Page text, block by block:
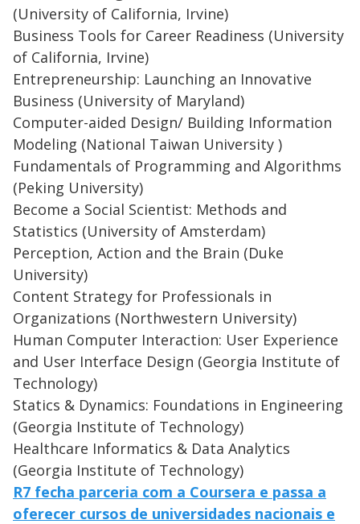
(University of California, Irvine)
Business Tools for Career Readiness (University
of California, Irvine)
Entrepreneurship: Launching an Innovative
Business (University of Maryland)
Computer-aided Design/ Building Information
Modeling (National Taiwan University )
Fundamentals of Programming and Algorithms
(Peking University)
Become a Social Scientist: Methods and
Statistics (University of Amsterdam)
Perception, Action and the Brain (Duke
University)
Content Strategy for Professionals in
Organizations (Northwestern University)
Human Computer Interaction: User Experience
and User Interface Design (Georgia Institute of
Technology)
Statics & Dynamics: Foundations in Engineering
(Georgia Institute of Technology)
Healthcare Informatics & Data Analytics
(Georgia Institute of Technology)
R7 fecha parceria com a Coursera e passa a
oferecer cursos de universidades nacionais e